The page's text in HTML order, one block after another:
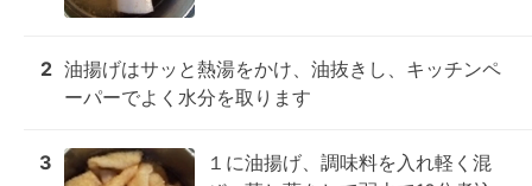
2 油揚げはサッと熱湯をかけ、油抜きし、キッチンペ
ーパーでよく水分を取ります
3
１に油揚げ、調味料を入れ軽く混